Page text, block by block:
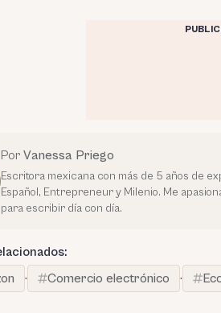
Por Vanessa Priego
Escritora mexicana con más de 5 años de
Español, Entrepreneur y Milenio. Me
para escribir día con día.
· Comercio electrónico ·